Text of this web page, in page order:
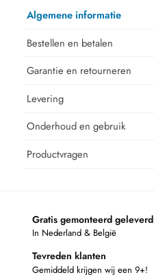
Algemene informatie
Bestellen en betalen
Garantie en retourneren
Levering
Onderhoud en gebruik
Productvragen
Gratis gemonteerd geleverd
In Nederland & België
Tevreden klanten
Gemiddeld krijgen wij een 9+!